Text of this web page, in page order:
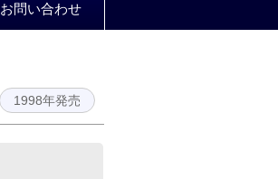
お問い合わせ
1998年発売